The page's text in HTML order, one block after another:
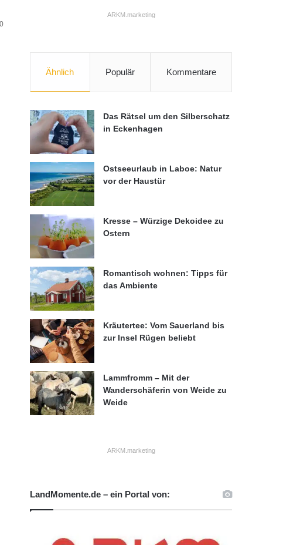
0
ARKM.marketing
Ähnlich Populär Kommentare
Das Rätsel um den Silberschatz
in Eckenhagen
Ostseeurlaub in Laboe: Natur
vor der Haustür
Kresse – Würzige Dekoidee zu
Ostern
Romantisch wohnen: Tipps für
das Ambiente
Kräutertee: Vom Sauerland bis
zur Insel Rügen beliebt
Lammfromm – Mit der
Wanderschäferin von Weide zu
Weide
ARKM.marketing
LandMomente.de – ein Portal von: